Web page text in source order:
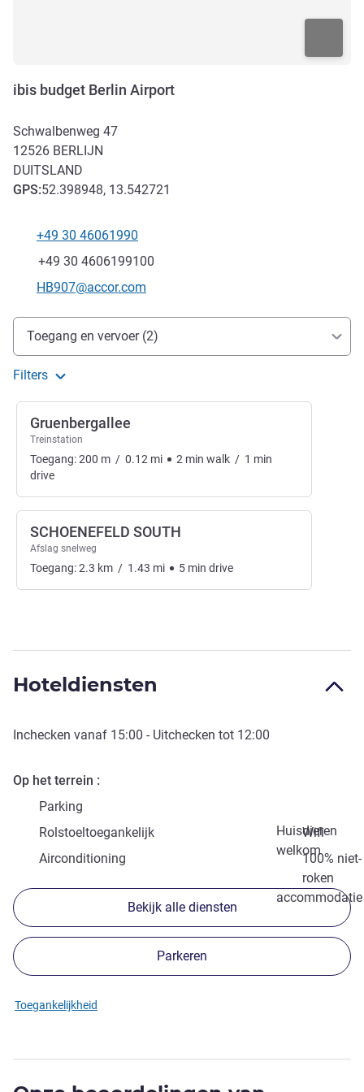
ibis budget Berlin Airport
Schwalbenweg 47
12526 BERLIJN
DUITSLAND
GPS:52.398948, 13.542721
Telefoon
+49 30 46061990
Fax
+49 30 4606199100
E-mailadres voor contact
HB907@accor.com
Toegang en transport
Toegang en vervoer (2)
Filters
Gruenbergallee
Treinstation
Toegang:200 m / 0.12 mi 2 min walk / 1 min
drive
SCHOENEFELD SOUTH
Afslag snelweg
Toegang:2.3 km / 1.43 mi 5 min drive
Hoteldiensten
Inchecken vanaf 15:00 - Uitchecken tot 12:00
Op het terrein
Parking
Huisdieren
welkom
Rolstoeltoegankelijk
Wifi
Airconditioning
100% niet-
roken
accommodatie
Bekijk alle diensten
Parkeren
Toegankelijkheid